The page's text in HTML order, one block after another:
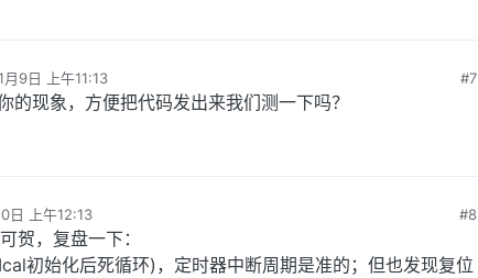
9日 上午11:13 #7
现象，方便把代码发出来我们测一下吗？
日 上午12:13 #8
贺，复盘一下：
初始化后死循环)，定时器中断周期是准的；但也发现复位